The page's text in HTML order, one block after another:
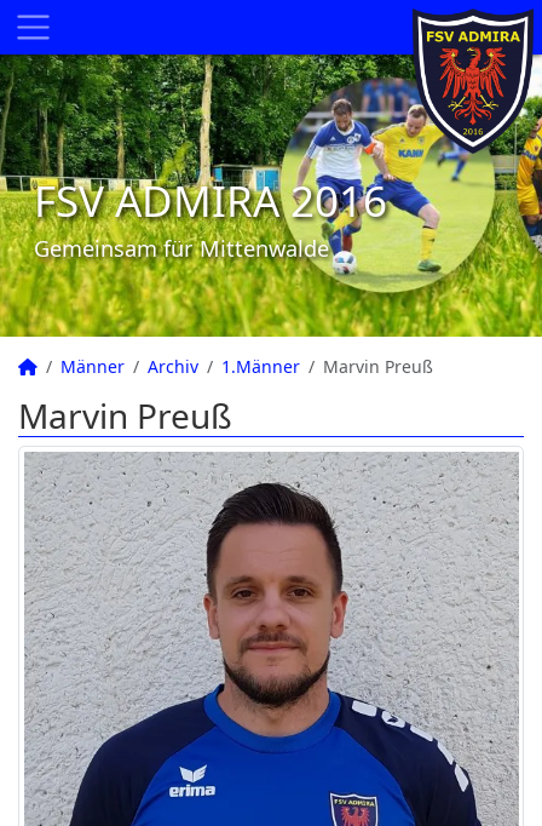
FSV ADMIRA 2016
Gemeinsam für Mittenwalde
Männer Archiv 1.Männer Marvin Preuß
Marvin Preuß